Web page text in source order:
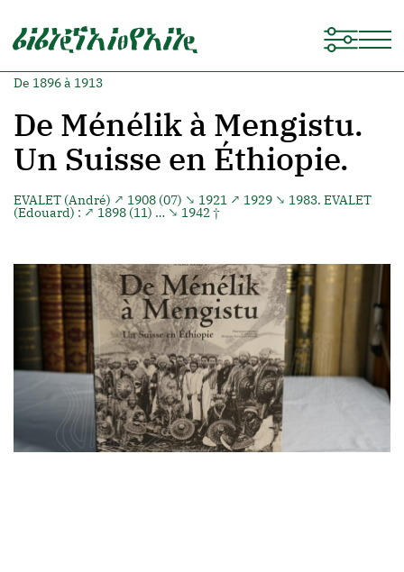
De 1896 à 1913
De Ménélik à Mengistu.
Un Suisse en Éthiopie.
EVALET (André) ↗ 1908 (07) ↘ 1921 ↗ 1929 ↘ 1983. EVALET
(Edouard) : ↗ 1898 (11) … ↘ 1942 †